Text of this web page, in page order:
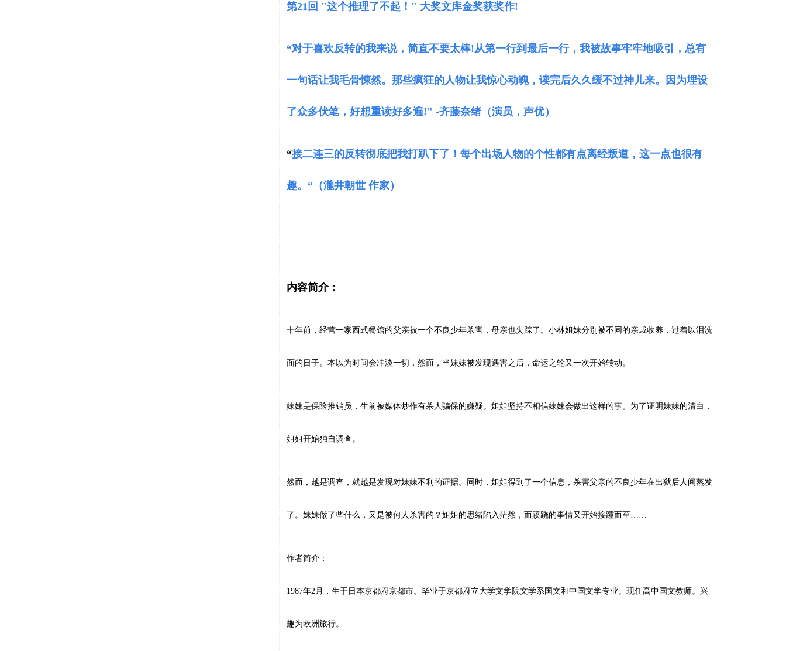
第21 回 "这个推理了不起！ " 大奖文库金奖获奖作!
“对于喜欢反转的我来说，简直不要太棒!从第一行到最后一行，我被故事牢牢地吸引，总有
一句话让我毛骨悚然。那些疯狂的人物让我惊心动魄，读完后久久缓不过神儿来。因为埋设
了众多伏笔，好想重读好多遍!" -齐藤奈绪（演员，声优）
“接二连三的反转彻底把我打趴下了！每个出场人物的个性都有点离经叛道，这一点也很有
趣。“（瀧井朝世 作家）
内容简介：
十年前，经营一家西式餐馆的父亲被一个不良少年杀害，母亲也失踪了。小林姐妹分别被不同的亲戚收养，过着以泪洗
面的日子。本以为时间会冲淡一切，然而，当妹妹被发现遇害之后，命运之轮又一次开始转动。
妹妹是保险推销员，生前被媒体炒作有杀人骗保的嫌疑。姐姐坚持不相信妹妹会做出这样的事。为了证明妹妹的清白，
姐姐开始独自调查。
然而，越是调查，就越是发现对妹妹不利的证据。同时，姐姐得到了一个信息，杀害父亲的不良少年在出狱后人间蒸发
了。妹妹做了些什么，又是被何人杀害的？姐姐的思绪陷入茫然，而蹊跷的事情又开始接踵而至 ……
作者简介：
1987年2月，生于日本京都府京都市。毕业于京都府立大学文学院文学系国文和中国文学专业。现任高中国文教师。兴
趣为欧洲旅行。